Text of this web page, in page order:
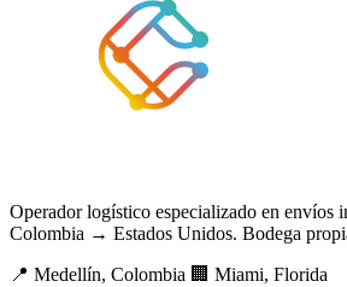
Operador logístico especializado en envíos
Colombia → Estados Unidos. Bodega
📍 Medellín, Colombia 🏢 Miami, Florida